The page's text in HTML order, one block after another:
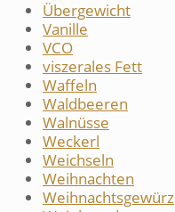
Übergewicht
Vanille
VCO
viszerales Fett
Waffeln
Waldbeeren
Walnüsse
Weckerl
Weichseln
Weihnachten
Weihnachtsgewürz